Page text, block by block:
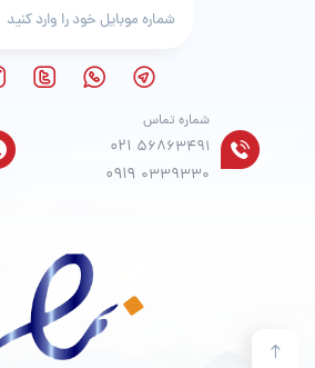
شماره تماس
021 56863491
0919 0339330